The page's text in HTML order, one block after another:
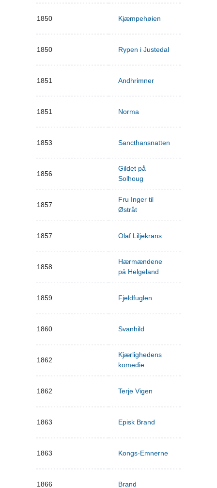
1850 Kjæmpehøien
1850 Rypen i Justedal
1851 Andhrimner
1851 Norma
1853 Sancthansnatten
1856
Gildet på
Solhoug
1857
Fru Inger til
Østråt
1857 Olaf Liljekrans
1858
Hærmændene
på Helgeland
1859 Fjeldfuglen
1860 Svanhild
1862
Kjærlighedens
komedie
1862 Terje Vigen
1863 Episk Brand
1863 Kongs-Emnerne
1866 Brand